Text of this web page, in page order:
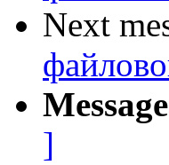
Next
]